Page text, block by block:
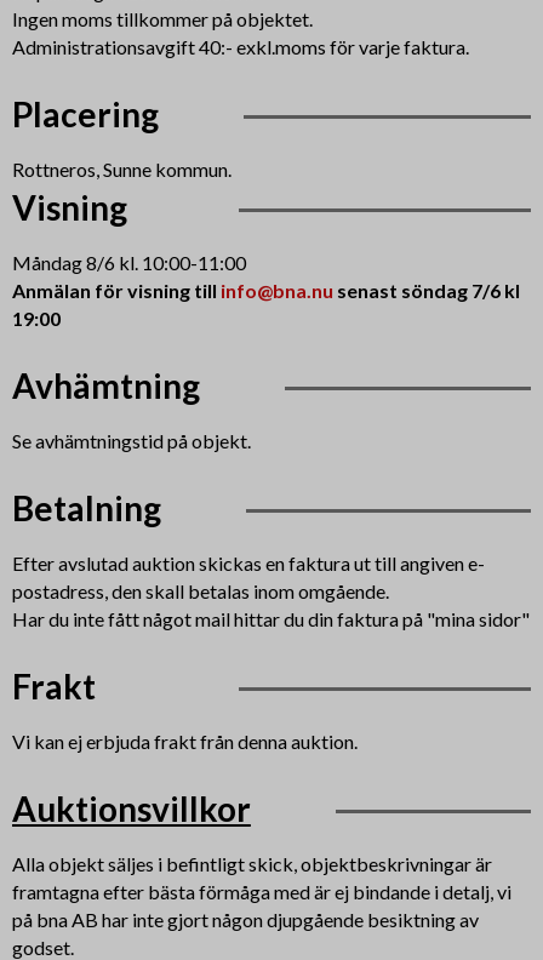
Ingen moms tillkommer på objektet.
Administrationsavgift 40:- exkl.moms för varje faktura.
Placering
Rottneros, Sunne kommun.
Visning
Måndag 8/6 kl. 10:00-11:00
Anmälan för visning till info@bna.nu senast söndag 7/6 kl
19:00
Avhämtning
Se avhämtningstid på objekt.
Betalning
Efter avslutad auktion skickas en faktura ut till angiven e-
postadress, den skall betalas inom omgående.
Har du inte fått något mail hittar du din faktura på "mina sidor"
Frakt
Vi kan ej erbjuda frakt från denna auktion.
Auktionsvillkor
Alla objekt säljes i befintligt skick, objektbeskrivningar är
framtagna efter bästa förmåga med är ej bindande i detalj, vi
på bna AB har inte gjort någon djupgående besiktning av
godset.